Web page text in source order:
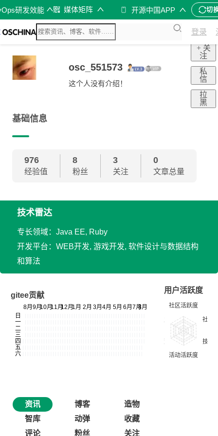
研发效能 媒体矩阵 开源中国APP 切
登录
osc_551573
这个人没有介绍！
+ 关
注
私
信
拉
黑
基础信息
976
经验值
8
粉丝
3
关注
0
文章总量
技术雷达
专长领域：Java EE, Ruby
开发平台：WEB开发, 游戏开发, 软件设计与数据结构
和算法
gitee贡献
用户活跃度
资讯 博客
造物
智库
动弹
收藏
评论
粉丝 关注